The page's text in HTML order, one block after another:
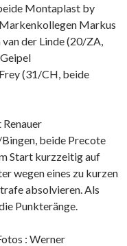
Montaplast by
Markus
der Linde (20/ZA,
(31/CH, beide
beide Precote
Start kurzzeitig auf
wegen eines zu kurzen
absolvieren. Als
Punkteränge.
: Werner